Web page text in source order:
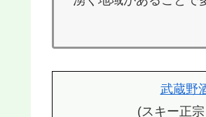
武蔵野
(スキー正